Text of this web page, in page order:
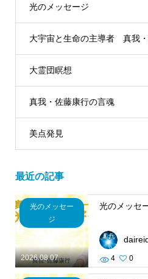
光のメッセージ
大宇宙と生命の主導者 真我
大霊団瞑想
真我・佐藤康行の言魂
美点発見
最近の記事
2026.08.07
光のメッセー
ジ
4 0